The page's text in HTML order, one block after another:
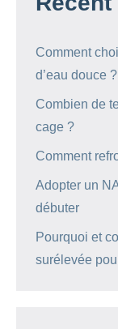
Comment
d’eau douce ?
Combien de
cage ?
Comment
Adopter un
débuter
Pourquoi et
surélevée